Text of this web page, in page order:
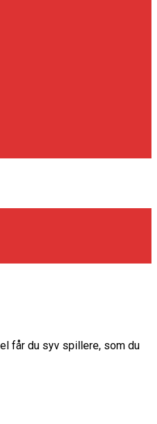
får du syv spillere, som du